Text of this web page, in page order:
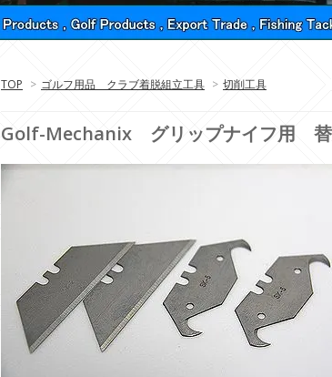
TOP > ゴルフ用品 クラブ着脱組立工具 > 切削工具
Golf-Mechanix グリップナイフ用 替